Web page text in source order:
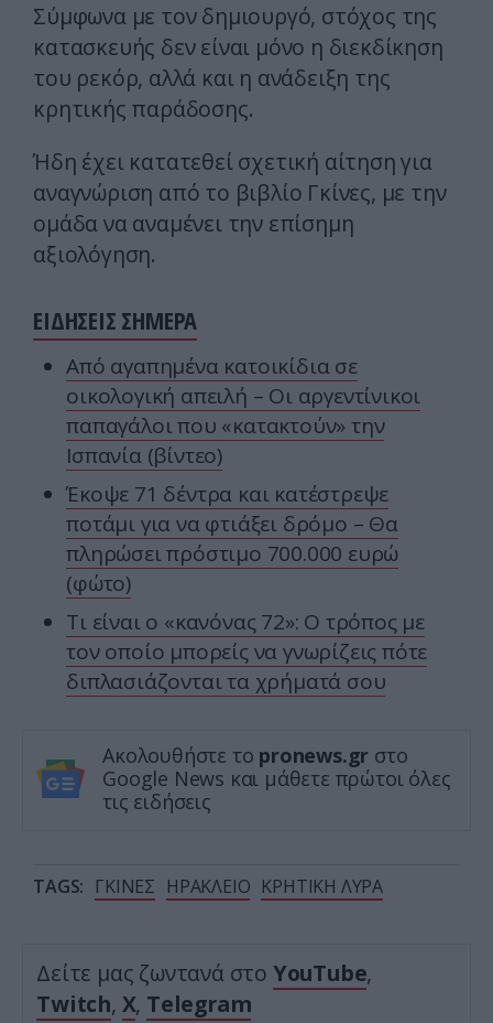
Σύμφωνα με τον δημιουργό, στόχος της
κατασκευής δεν είναι μόνο η διεκδίκηση
του ρεκόρ, αλλά και η ανάδειξη της
κρητικής παράδοσης.
Ήδη έχει κατατεθεί σχετική αίτηση για
αναγνώριση από το βιβλίο Γκίνες, με την
ομάδα να αναμένει την επίσημη
αξιολόγηση.
ΕΙΔΗΣΕΙΣ ΣΗΜΕΡΑ
Από αγαπημένα κατοικίδια σε
οικολογική απειλή – Οι αργεντίνικοι
παπαγάλοι που «κατακτούν» την
Ισπανία (βίντεο)
Έκοψε 71 δέντρα και κατέστρεψε
ποτάμι για να φτιάξει δρόμο – Θα
πληρώσει πρόστιμο 700.000 ευρώ
(φώτο)
Τι είναι ο «κανόνας 72»: Ο τρόπος με
τον οποίο μπορείς να γνωρίζεις πότε
διπλασιάζονται τα χρήματά σου
Ακολουθήστε το pronews.gr στο
Google News και μάθετε πρώτοι όλες
τις ειδήσεις
TAGS: ΓΚΙΝΕΣ ΗΡΑΚΛΕΙΟ ΚΡΗΤΙΚΗ ΛΥΡΑ
Δείτε μας ζωντανά στο YouTube,
Twitch, X, Telegram